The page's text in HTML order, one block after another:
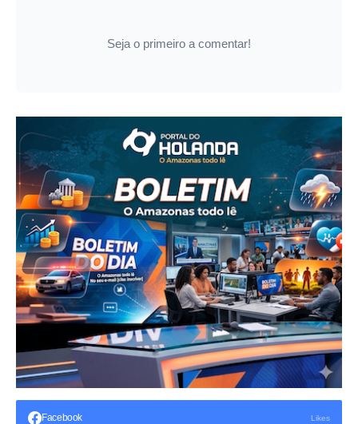
Seja o primeiro a comentar!
Facebook Likes